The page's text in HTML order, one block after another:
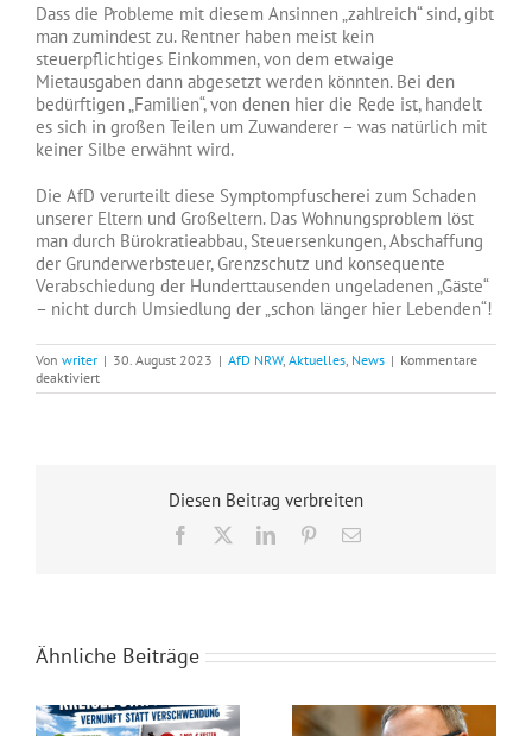
Dass die Probleme mit diesem Ansinnen „zahlreich“ sind, gibt
man zumindest zu. Rentner haben meist kein
steuerpflichtiges Einkommen, von dem etwaige
Mietausgaben dann abgesetzt werden könnten. Bei den
bedürftigen „Familien“, von denen hier die Rede ist, handelt
es sich in großen Teilen um Zuwanderer – was natürlich mit
keiner Silbe erwähnt wird.
Die AfD verurteilt diese Symptompfuscherei zum Schaden
unserer Eltern und Großeltern. Das Wohnungsproblem löst
man durch Bürokratieabbau, Steuersenkungen, Abschaffung
der Grunderwerbsteuer, Grenzschutz und konsequente
Verabschiedung der Hunderttausenden ungeladenen „Gäste“
– nicht durch Umsiedlung der „schon länger hier Lebenden“!
Von writer | 30. August 2023 | AfD NRW, Aktuelles News | Kommentare
deaktiviertfür
„Freiwillig“
Diesen Beitrag verbreiten
Facebook LinkedInPinterest
E-
Ähnliche Beiträge